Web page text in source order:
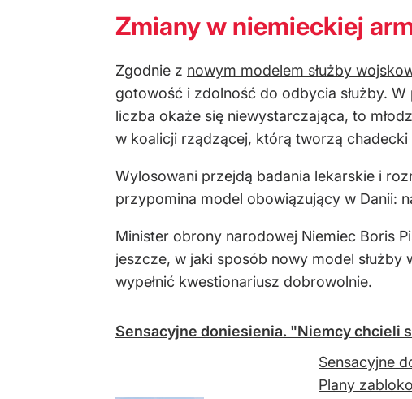
Zmiany w niemieckiej
Zgodnie z nowym modelem służby
gotowość i zdolność do odbycia służby.
liczba okaże się niewystarczająca, to
w koalicji rządzącej, którą tworzą chadecki
Wylosowani przejdą badania lekarskie i
przypomina model obowiązujący w Danii:
Minister obrony narodowej Niemiec Boris
jeszcze, w jaki sposób nowy model
wypełnić kwestionariusz dobrowolnie.
Sensacyjne doniesienia. "Niemcy chcieli
Sensacyjne
Plany